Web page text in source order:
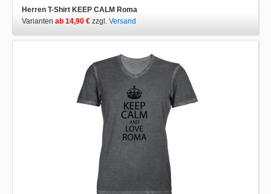
Herren T-Shirt KEEP CALM Roma
Varianten ab 14,90 € zzgl. Versand